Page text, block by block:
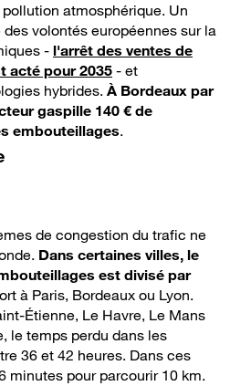
atmosphérique. Un
volontés européennes sur la
- l'arrêt des ventes de
acté pour 2035 - et
hybrides. À Bordeaux par
gaspille 140 € de
embouteillages.
de congestion du trafic ne
Dans certaines villes, le
est divisé par
à Paris, Bordeaux ou Lyon.
Étienne, Le Havre, Le Mans
le temps perdu dans les
36 et 42 heures. Dans ces
minutes pour parcourir 10 km.